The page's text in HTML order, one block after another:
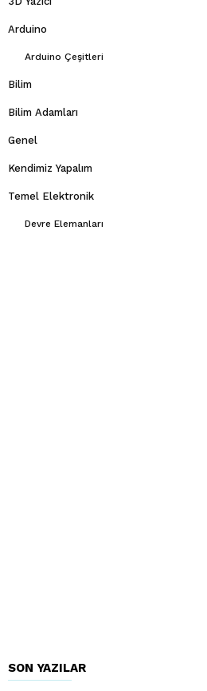
Arduino
Arduino Çeşitleri
Bilim
Bilim Adamları
Genel
Kendimiz Yapalım
Temel Elektronik
Devre Elemanları
SON YAZILAR